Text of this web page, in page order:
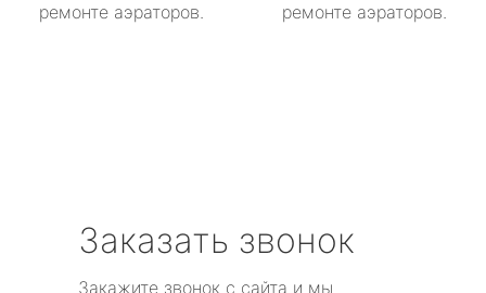
ремонте аэраторов.
ремонте аэраторов.
Заказать звонок
Закажите звонок с сайта и мы